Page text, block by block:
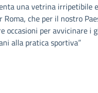
una vetrina irripetibile e
Roma, che per il nostro
occasioni per avvicinare i
alla pratica sportiva”